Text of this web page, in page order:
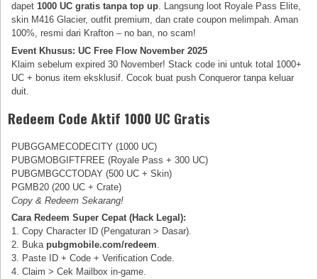
dapet1000 UC gratis tanpa top up. Langsung loot Royale Pass Elite,
skin M416 Glacier, outfit premium, dan crate coupon melimpah. Aman
100%, resmi dari Krafton – no ban, no scam!
Event Khusus: UC Free Flow November 2025
Klaim sebelum expired 30 November! Stack code ini untuk total 1000+
UC + bonus item eksklusif. Cocok buat push Conqueror tanpa keluar
duit.
Redeem Code Aktif 1000 UC Gratis
PUBGGAMECODECITY (1000 UC)
PUBGMOBGIFTFREE (Royale Pass + 300 UC)
PUBGMBGCCTODAY (500 UC + Skin)
PGMB20 (200 UC + Crate)
Copy & Redeem Sekarang!
Cara Redeem Super Cepat (Hack Legal):
1. Copy Character ID (Pengaturan > Dasar).
2. Buka pubgmobile.com/redeem.
3. Paste ID + Code + Verification Code.
4. Claim > Cek Mailbox in-game.